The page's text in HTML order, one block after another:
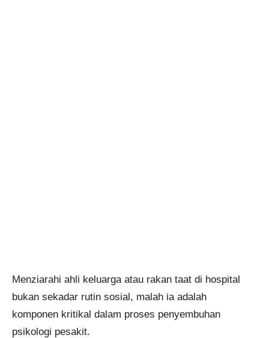
Menziarahi ahli keluarga atau rakan taat di hospital
bukan sekadar rutin sosial, malah ia adalah
komponen kritikal dalam proses penyembuhan
psikologi pesakit.